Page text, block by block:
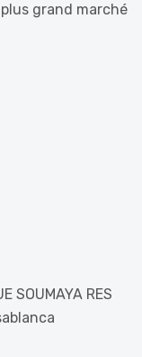
grand marché
SOUMAYA RES